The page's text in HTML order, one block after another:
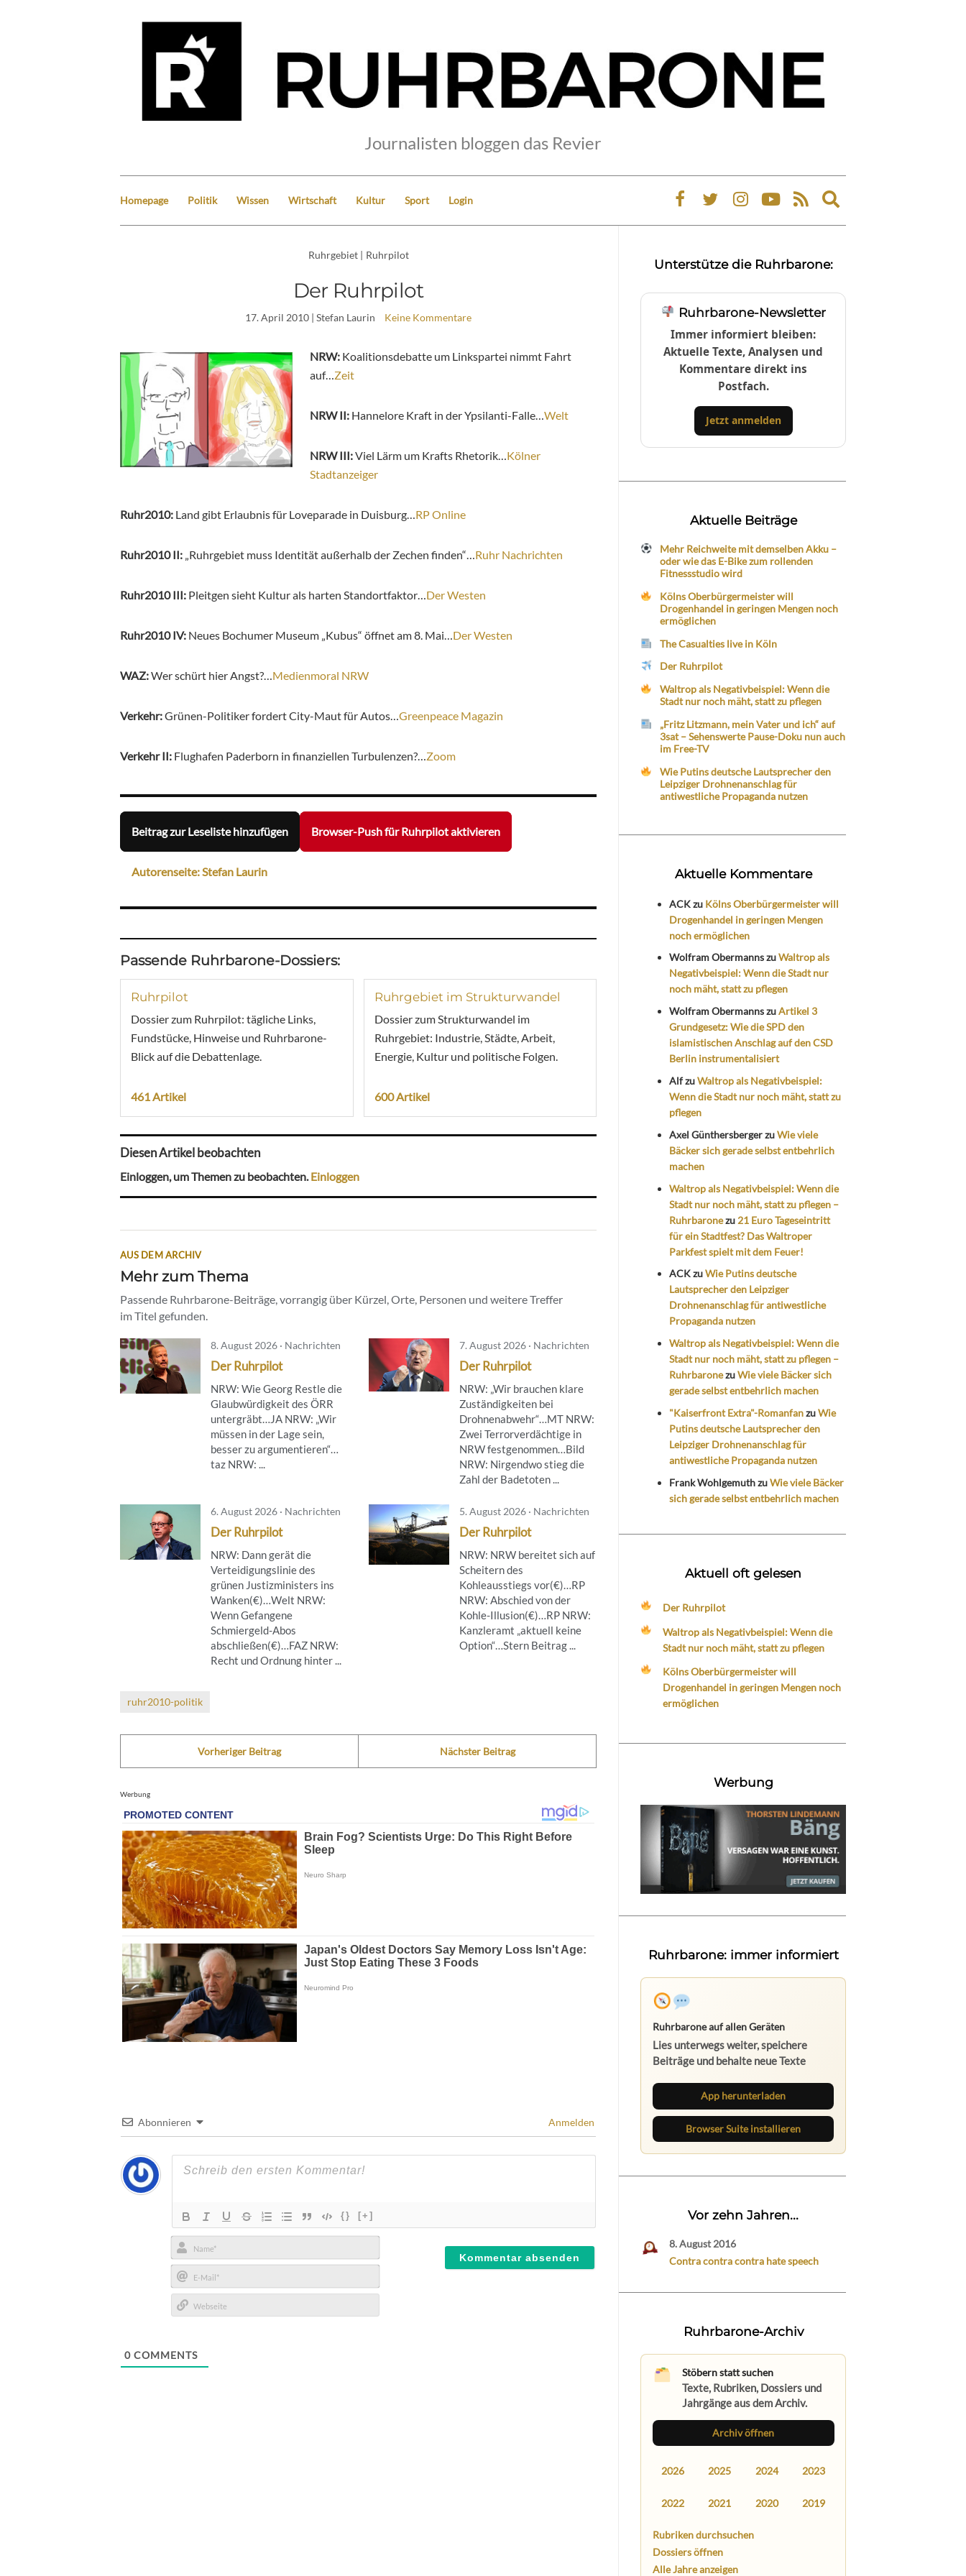
Journalisten bloggen das Revier
Homepage Politik Wissen Wirtschaft Kultur Sport Login
Expand
search
Ruhrgebiet | Ruhrpilot
Der Ruhrpilot
17. April 2010 | Stefan Laurin Keine Kommentare
NRW: Koalitionsdebatte um Linkspartei nimmt Fahrt
auf… Zeit
NRW II: Hannelore Kraft in der Ypsilanti-Falle… Welt
NRW III:Viel Lärm um Krafts Rhetorik… Kölner
Stadtanzeiger
Ruhr2010: Land gibt Erlaubnis für Loveparade in Duisburg… RP Online
Ruhr2010 II: „Ruhrgebiet muss Identität außerhalb der Zechen finden“… Ruhr Nachrichten
Ruhr2010 III: Pleitgen sieht Kultur als harten Standortfaktor… Der Westen
Ruhr2010 IV: Neues Bochumer Museum „Kubus“ öffnet am 8. Mai… Der Westen
WAZ:Wer schürt hier Angst?… Medienmoral NRW
Verkehr:Grünen-Politiker fordert City-Maut für Autos… Greenpeace Magazin
Verkehr II: Flughafen Paderborn in finanziellen Turbulenzen?… Zoom
Beitrag zur Leseliste hinzufügen Browser-Push für Ruhrpilot aktivieren
Autorenseite: Stefan Laurin
Passende Ruhrbarone-Dossiers:
Ruhrpilot
Dossier zum Ruhrpilot: tägliche Links,
Fundstücke, Hinweise und Ruhrbarone-
Blick auf die Debattenlage.
461 Artikel
Ruhrgebiet im Strukturwandel
Dossier zum Strukturwandel im
Ruhrgebiet: Industrie, Städte, Arbeit,
Energie, Kultur und politische Folgen.
600 Artikel
Diesen Artikel beobachten
Einloggen, um Themen zu beobachten.Einloggen
AUS DEM ARCHIV
Mehr zum Thema
Passende Ruhrbarone-Beiträge, vorrangig über Kürzel, Orte, Personen und weitere Treffer
im Titel gefunden.
8. August 2026 · Nachrichten
Der Ruhrpilot
NRW: Wie Georg Restle die
Glaubwürdigkeit des ÖRR
untergräbt…JA NRW: „Wir
müssen in der Lage sein,
besser zu argumentieren“…
taz NRW: ...
7. August 2026 · Nachrichten
Der Ruhrpilot
NRW: „Wir brauchen klare
Zuständigkeiten bei
Drohnenabwehr“…MT NRW:
Zwei Terrorverdächtige in
NRW festgenommen…Bild
NRW: Nirgendwo stieg die
Zahl der Badetoten ...
6. August 2026 · Nachrichten
Der Ruhrpilot
NRW: Dann gerät die
Verteidigungslinie des
grünen Justizministers ins
Wanken(€)…Welt NRW:
Wenn Gefangene
Schmiergeld-Abos
abschließen(€)…FAZ NRW:
Recht und Ordnung hinter ...
5. August 2026 · Nachrichten
Der Ruhrpilot
NRW: NRW bereitet sich auf
Scheitern des
Kohleausstiegs vor(€)…RP
NRW: Abschied von der
Kohle-Illusion(€)…RP NRW:
Kanzleramt „aktuell keine
Option“…Stern Beitrag ...
ruhr2010-politik
Vorheriger Beitrag Nächster Beitrag
Werbung
Abonnieren Anmelden
{} [+]
Name*
E-
Mail*
0 COMMENTS
Unterstütze die Ruhrbarone:
Ruhrbarone-Newsletter
Immer informiert bleiben:
Aktuelle Texte, Analysen und
Kommentare direkt ins
Postfach.
Jetzt anmelden
Aktuelle Beiträge
Mehr Reichweite mit demselben Akku –
oder wie das E-Bike zum rollenden
Fitnessstudio wird
Kölns Oberbürgermeister will
Drogenhandel in geringen Mengen noch
ermöglichen
The Casualties live in Köln
Der Ruhrpilot
Waltrop als Negativbeispiel: Wenn die
Stadt nur noch mäht, statt zu pflegen
„Fritz Litzmann, mein Vater und ich“ auf
3sat – Sehenswerte Pause-Doku nun auch
im Free-TV
Wie Putins deutsche Lautsprecher den
Leipziger Drohnenanschlag für
antiwestliche Propaganda nutzen
Aktuelle Kommentare
ACKzu Kölns Oberbürgermeister will
Drogenhandel in geringen Mengen
noch ermöglichen
Wolfram ObermannszuWaltrop als
Negativbeispiel: Wenn die Stadt nur
noch mäht, statt zu pflegen
Wolfram ObermannszuArtikel 3
Grundgesetz: Wie die SPD den
islamistischen Anschlag auf den CSD
Berlin instrumentalisiert
AlfzuWaltrop als Negativbeispiel:
Wenn die Stadt nur noch mäht, statt zu
pflegen
Axel GünthersbergerzuWie viele
Bäcker sich gerade selbst entbehrlich
machen
Waltrop als Negativbeispiel: Wenn die
Stadt nur noch mäht, statt zu pflegen –
Ruhrbaronezu 21 Euro Tageseintritt
für ein Stadtfest? Das Waltroper
Parkfest spielt mit dem Feuer!
ACKzuWie Putins deutsche
Lautsprecher den Leipziger
Drohnenanschlag für antiwestliche
Propaganda nutzen
Waltrop als Negativbeispiel: Wenn die
Stadt nur noch mäht, statt zu pflegen –
RuhrbaronezuWie viele Bäcker sich
gerade selbst entbehrlich machen
"Kaiserfront Extra"-RomanfanzuWie
Putins deutsche Lautsprecher den
Leipziger Drohnenanschlag für
antiwestliche Propaganda nutzen
Frank WohlgemuthzuWie viele Bäcker
sich gerade selbst entbehrlich machen
Aktuell oft gelesen
Der Ruhrpilot
Waltrop als Negativbeispiel: Wenn die
Stadt nur noch mäht, statt zu pflegen
Kölns Oberbürgermeister will
Drogenhandel in geringen Mengen noch
ermöglichen
Werbung
Ruhrbarone: immer informiert
Ruhrbarone auf allen Geräten
Lies unterwegs weiter, speichere
Beiträge und behalte neue Texte
App herunterladen
Browser Suite installieren
Vor zehn Jahren...
8. August 2016
Contra contra contra hate speech
Ruhrbarone-Archiv
Stöbern statt suchen
Texte, Rubriken, Dossiers und
Jahrgänge aus dem Archiv.
Archiv öffnen
2026 2025 2024 2023
2022 2021 2020 2019
Rubriken durchsuchen
Dossiers öffnen
Alle Jahre anzeigen